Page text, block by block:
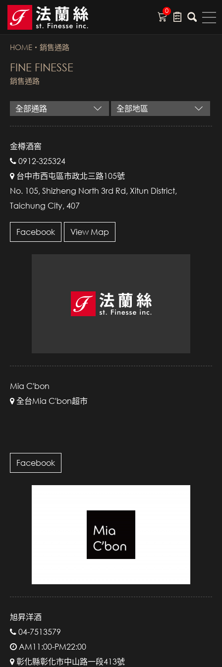
0
HOME 銷售通路
FINE FINESSE
銷售通路
金樽酒窖
0912-325324
台中市西屯區市政北三路105號
No. 105, Shizheng North 3rd Rd, Xitun District,
Taichung City, 407
Facebook View Map
Mia C'bon
全台Mia C'bon超市
Facebook
旭昇洋酒
04-7513579
AM11:00-PM22:00
彰化縣彰化市中山路一段413號